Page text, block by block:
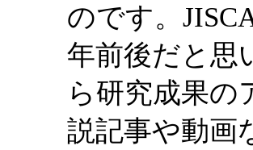
のです。
年前後だと思
ら研究成果の
説記事や動画